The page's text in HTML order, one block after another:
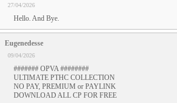
27/04/2026
Hello. And Bye.
Eugenedesse
09/04/2026
####### OPVA ########
ULTIMATE РТНС COLLECTION
NO PAY, PREMIUM or PAYLINK
DOWNLOAD ALL СР FOR FREE